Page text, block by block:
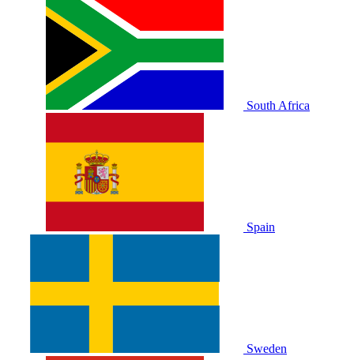
South Africa
Spain
Sweden